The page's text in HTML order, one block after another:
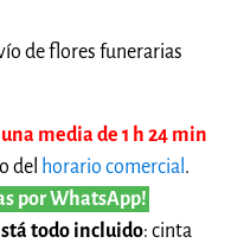
de flores funerarias
media de 1 h 24 min
del horario comercial .
por WhatsApp!
todo incluido: cinta